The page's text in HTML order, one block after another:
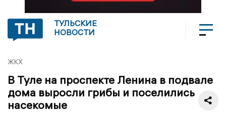
ТУЛЬСКИЕ
НОВОСТИ
ЖКХ
В Туле на проспекте Ленина в подвале
дома выросли грибы и поселились
насекомые